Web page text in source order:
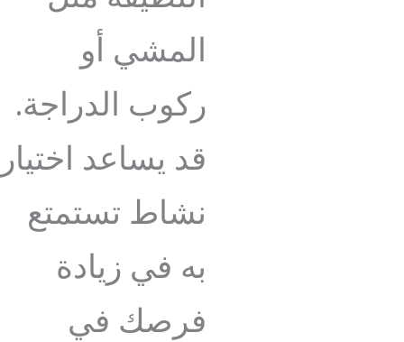
المشي أو
ركوب الدراجة.
قد يساعد اختيار
نشاط تستمتع
به في زيادة
فرصك في